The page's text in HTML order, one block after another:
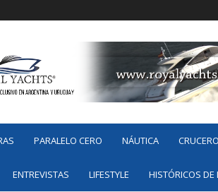
PARALELO CERO NÁUTICA
ENTREVISTAS LIFESTYLE HISTÓRICOS DE